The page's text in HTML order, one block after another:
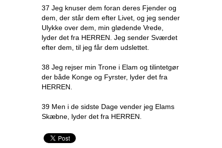
37 Jeg knuser dem foran deres Fjender og
dem, der står dem efter Livet, og jeg sender
Ulykke over dem, min glødende Vrede,
lyder det fra HERREN. Jeg sender Sværdet
efter dem, til jeg får dem udslettet.
38 Jeg rejser min Trone i Elam og tilintetgør
der både Konge og Fyrster, lyder det fra
HERREN.
39 Men i de sidste Dage vender jeg Elams
Skæbne, lyder det fra HERREN.